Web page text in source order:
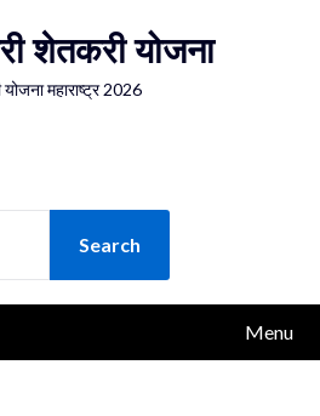
शेतकरी योजना
योजना महाराष्ट्र 2026
Menu